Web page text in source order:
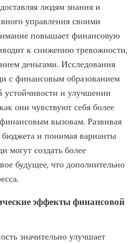
людям знания и
управления своими
повышает финансовую
к снижению тревожности,
деньгами. Исследования
с финансовым образованием
и улучшении
они чувствуют себя более
вызовам. Развивая
и понимая варианты
могут создать более
будущее, что дополнительно
эффекты финансовой
значительно улучшает